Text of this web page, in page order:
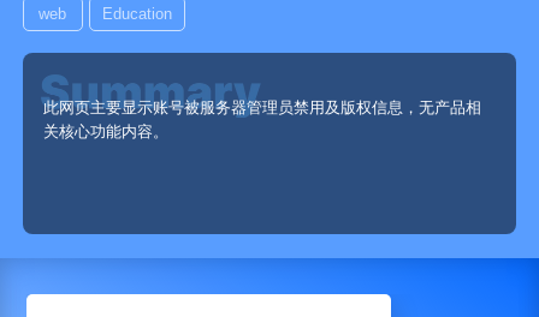
web Education
此网页主要显示账号被服务器管理员禁用及版权信息，无产品相
关核心功能内容。